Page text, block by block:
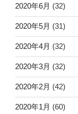
2020年6月 (32)
2020年5月 (31)
2020年4月 (32)
2020年3月 (32)
2020年2月 (42)
2020年1月 (60)